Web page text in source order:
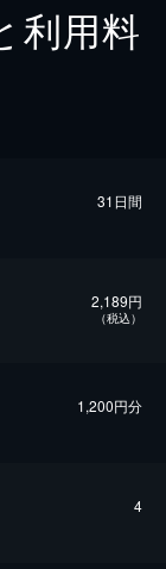
利用料
31日間
2,189円
（税込）
1,200円分
4